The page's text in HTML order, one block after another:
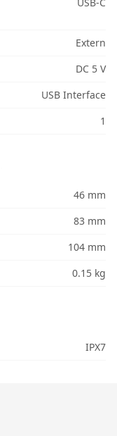
USB-C
Extern
DC 5 V
USB Interface
1
46 mm
83 mm
104 mm
0.15 kg
IPX7